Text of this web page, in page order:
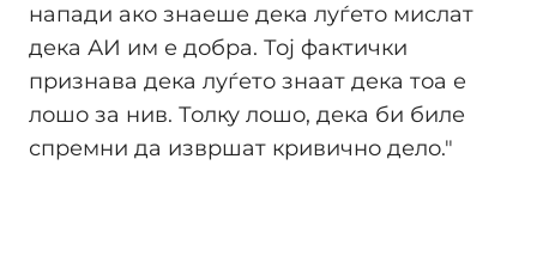
напади ако знаеше дека луѓето мислат
дека АИ им е добра. Тој фактички
признава дека луѓето знаат дека тоа е
лошо за нив. Толку лошо, дека би биле
спремни да извршат кривично дело."